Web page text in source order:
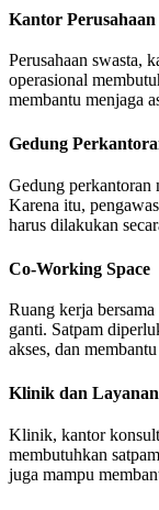
Kantor Perusahaan
Perusahaan swasta,
operasional
membantu menjaga
Gedung
Gedung
Karena itu,
harus dilakukan
Co-Working Space
Ruang kerja
ganti. Satpam
akses, dan
Klinik dan
Klinik, kantor
membutuhkan
juga mampu